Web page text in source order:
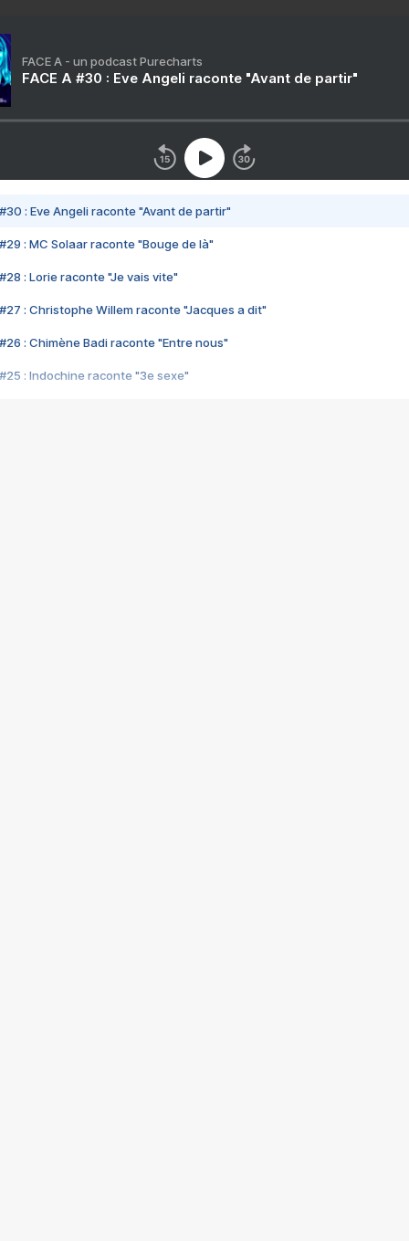
FACE A - un podcast Purecharts
FACE A #30 : Eve Angeli raconte "Avant de partir"
#30 : Eve Angeli raconte "Avant de partir"
#29 : MC Solaar raconte "Bouge de là"
#28 : Lorie raconte "Je vais vite"
#27 : Christophe Willem raconte "Jacques a dit"
#26 : Chimène Badi raconte "Entre nous"
#25 : Indochine raconte "3e sexe"